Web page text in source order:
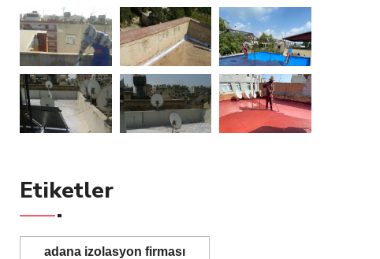
Etiketler
adana izolasyon firması